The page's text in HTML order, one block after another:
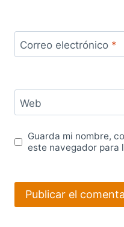
Correo electrónico *
Web
Guarda mi nombre,
este navegador para